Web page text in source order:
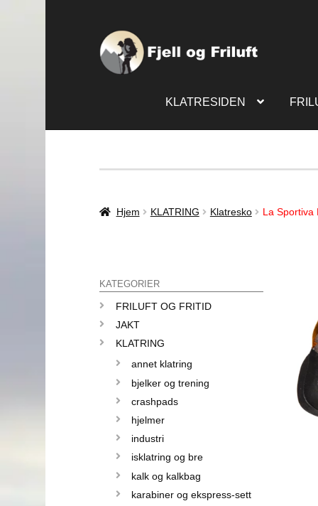
KLATRESIDEN
Hjem KLATRING Klatresko La Sportiva
KATEGORIER
FRILUFT OG FRITID
JAKT
KLATRING
annet klatring
bjelker og trening
crashpads
hjelmer
industri
isklatring og bre
kalk og kalkbag
karabiner og ekspress-sett